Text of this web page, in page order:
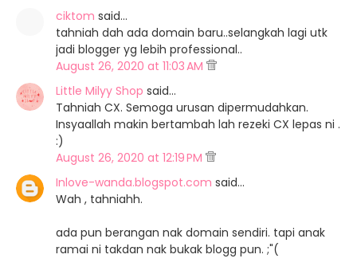
ciktom said…
tahniah dah ada domain baru..selangkah lagi utk
jadi blogger yg lebih professional..
August 26, 2020 at 11:03 AM
Little Milyy Shop said…
Tahniah CX. Semoga urusan dipermudahkan.
Insyaallah makin bertambah lah rezeki CX lepas ni .
:)
August 26, 2020 at 12:19 PM
Inlove-wanda.blogspot.com said…
Wah , tahniahh.
ada pun berangan nak domain sendiri. tapi anak
ramai ni takdan nak bukak blogg pun. ;"(